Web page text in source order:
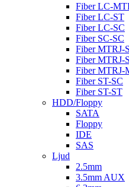
Fiber LC-
Fiber LC-ST
Fiber LC-SC
Fiber SC-SC
Fiber MTRJ-
Fiber MTRJ-
Fiber MTRJ-
Fiber ST-SC
Fiber ST-ST
HDD/Floppy
SATA
Floppy
IDE
SAS
Ljud
2.5mm
3.5mm AUX